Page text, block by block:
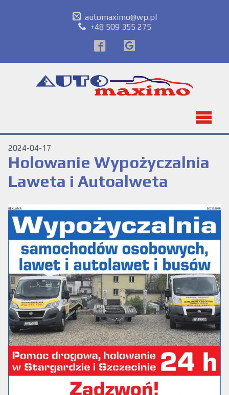
automaximo@wp.pl
+48 509 355 275
2024-04-17
Holowanie Wypożyczalnia
Laweta i Autoalweta